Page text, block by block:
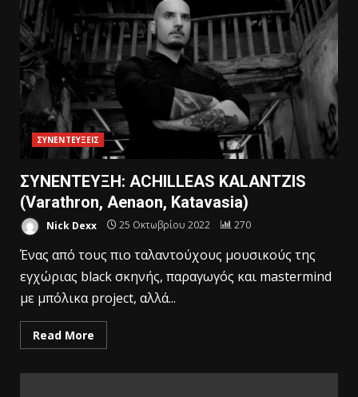
ΣΥΝΕΝΤΕΥΞΕΙΣ
ΣΥΝΕΝΤΕΥΞΗ: ACHILLEAS KALANTZIS
(Varathron, Aenaon, Katavasia)
Nick Dexx 25 Οκτωβρίου 2022 270
Ένας από τους πιο ταλαντούχους μουσικούς της
εγχώριας black σκηνής, παραγωγός και mastermind
με μπόλικα project, αλλά...
Read More